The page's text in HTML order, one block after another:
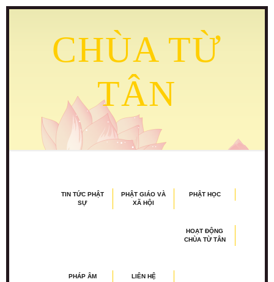
CHÙA TỪ
TÂN
TIN TỨC PHẬT
SỰ
PHẬT GIÁO VÀ
XÃ HỘI
PHẬT HỌC
HOẠT ĐỘNG
CHÙA TỪ TÂN
PHÁP ÂM LIÊN HỆ